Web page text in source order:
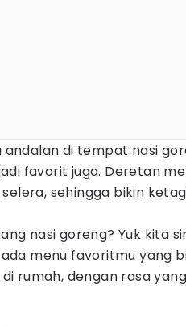
andalan di tempat nasi
favorit juga. Deretan
sehingga bikin
nasi goreng? Yuk kita
menu favoritmu yang
rumah, dengan rasa